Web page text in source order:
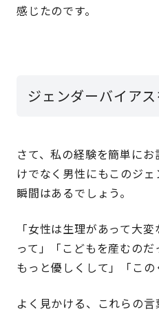
感じたのです。
ジェンダーバイア
さて、私の経験を簡単に
けでなく男性にもこのジ
瞬間はあるでしょう。
「女性は生理があって大
って」「こどもを産むの
もっと優しくして」「この
よく見かける、これらの